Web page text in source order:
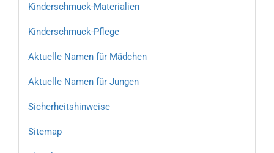
Kinderschmuck-Materialien
Kinderschmuck-Pflege
Aktuelle Namen für Mädchen
Aktuelle Namen für Jungen
Sicherheitshinweise
Sitemap